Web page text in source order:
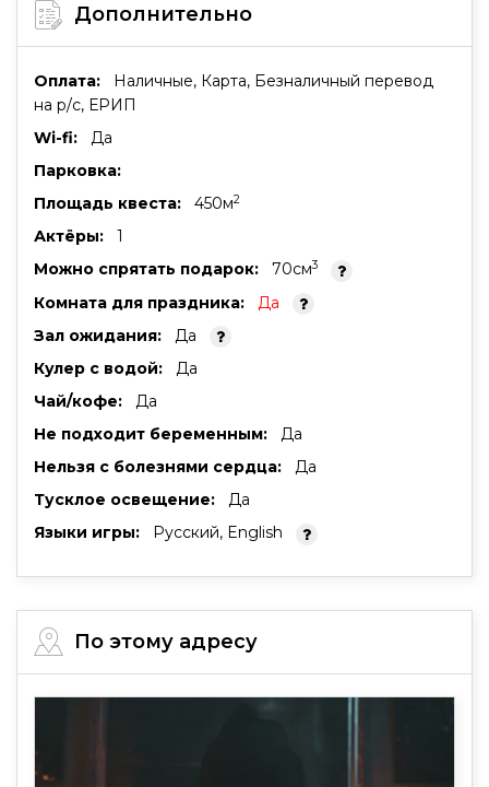
Дополнительно
Оплата:
Наличные, Карта, Безналичный перевод
на р/с, ЕРИП
Wi-fi:
Да
Парковка:
Площадь квеста:
450м2
Актёры:
1
Можно спрятать подарок:
70cм3
Комната для праздника:
Да
Зал ожидания:
Да
Кулер с водой:
Да
Чай/кофе:
Да
Не подходит беременным:
Да
Нельзя с болезнями сердца:
Да
Тусклое освещение:
Да
Языки игры:
Русский, English
По этому адресу